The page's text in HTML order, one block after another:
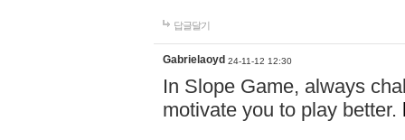
답글달기
Gabrielaoyd 24-11-12 12:30
In Slope Game, always
motivate you to play better.